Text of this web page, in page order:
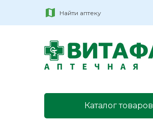
Найти аптеку
Каталог товаров